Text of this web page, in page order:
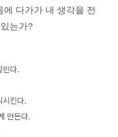
에 다가가 내 생각을 전
는가?
린다.
시킨다.
만든다.